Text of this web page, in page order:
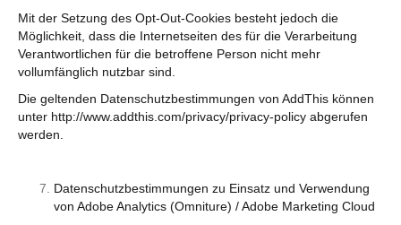
Mit der Setzung des Opt-Out-Cookies besteht jedoch die
Möglichkeit, dass die Internetseiten des für die Verarbeitung
Verantwortlichen für die betroffene Person nicht mehr
vollumfänglich nutzbar sind.
Die geltenden Datenschutzbestimmungen von AddThis können
unter http://www.addthis.com/privacy/privacy-policy abgerufen
werden.
Datenschutzbestimmungen zu Einsatz und Verwendung
von Adobe Analytics (Omniture) / Adobe Marketing Cloud